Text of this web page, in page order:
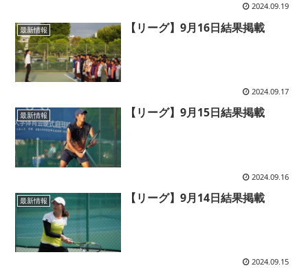
2024.09.19
最新情報 【リーグ】9月16日結果掲載
2024.09.17
最新情報 【リーグ】9月15日結果掲載
2024.09.16
最新情報 【リーグ】9月14日結果掲載
2024.09.15